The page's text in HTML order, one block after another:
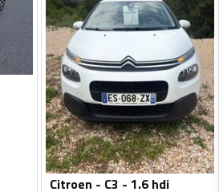
Citroen - C3 - 1.6 hdi